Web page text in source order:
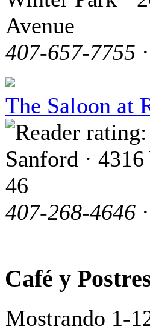
Avenue
407-657-7755
The Saloon at
Sanford ·
46
407-268-4646
Café y
Mostrando 1-